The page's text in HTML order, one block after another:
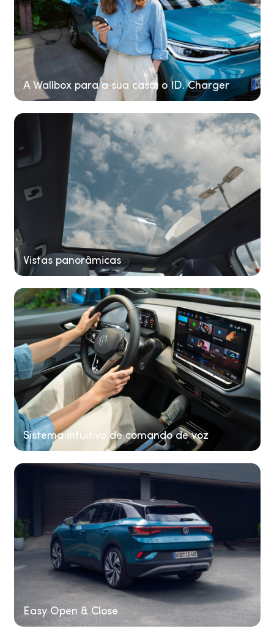
A Wallbox para a sua casa: o ID. Charger
Vistas panorâmicas
Sistema intuitivo de comando de voz
Easy Open & Close